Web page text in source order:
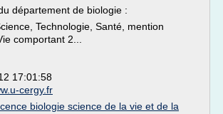
département de biologie :
Technologie, Santé, mention
comportant 2...
17:01:58
cergy.fr
biologie science de la vie et de la